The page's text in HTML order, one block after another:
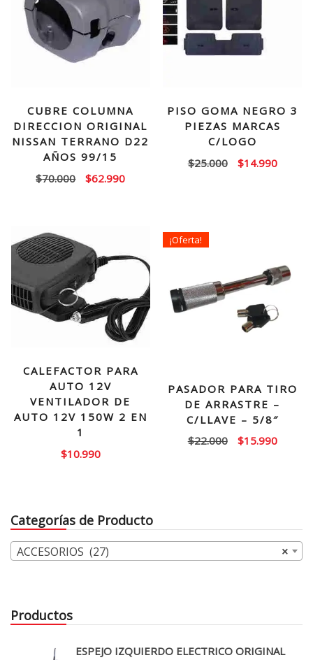
CUBRE COLUMNA
DIRECCION ORIGINAL
NISSAN TERRANO D22
AÑOS 99/15
$70.000
El
$70.000.
$62.990El
$62.990.
PISO GOMA NEGRO 3
PIEZAS MARCAS
C/LOGO
$25.000
El
$14.990El
CALEFACTOR PARA
AUTO 12V
VENTILADOR DE
AUTO 12V 150W 2 EN
1
$10.990
¡Oferta!
PASADOR PARA TIRO
DE ARRASTRE –
C/LLAVE – 5/8″
$22.000
El
$15.990El
Categorías de Producto
×
ACCESORIOS (27)
Productos
ESPEJO IZQUIERDO ELECTRICO ORIGINAL